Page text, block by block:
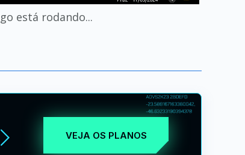
está rodando...
VEJA OS PLANOS